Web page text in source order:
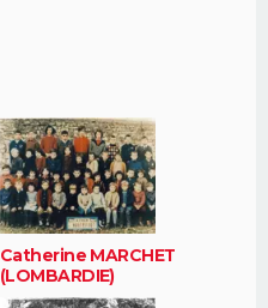
Catherine MARCHET
(LOMBARDIE)